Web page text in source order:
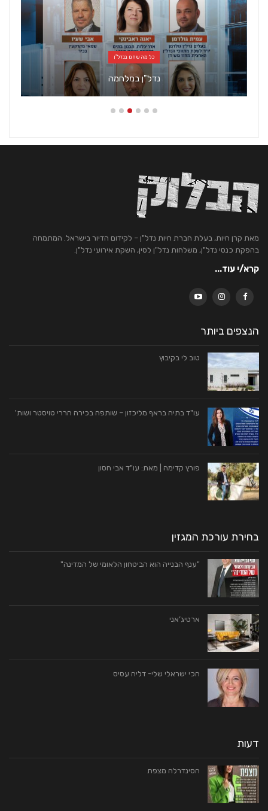
כל מה שחם בנדל"ן
נדל"ן במלחמה
מאת קרן חיות, בעלת חברת חיות נדל"ן – לקידום הדיור בישראל. המתמחה
בהפקת כנסי נדל"ן, משלחות נדל"ן לסין, השקת אירועי נדל"ן.
קרא/י עוד...
הנצפים ביותר
טוב לי בקיבוץ
עו"ד בתיה בראף מליכזון – שותפה בכירה הררי טויסטר ושות'
פורץ קדימה | מאת: עו"ד אבי חסון
בחירת עורכת המגזין
"ענף הבנייה הוא הביטחון הלאומי של המדינה"
ארטיג’אני
הכי ישראלי שלי- דליה עסיס
דעות
הסינדרלה מצפת